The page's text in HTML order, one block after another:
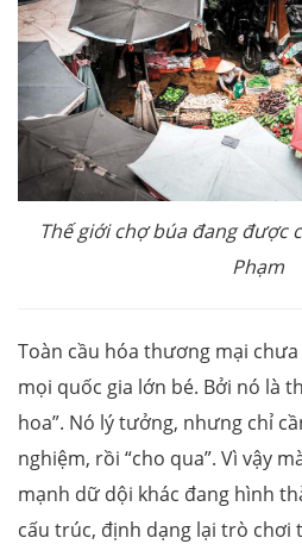
Thế giới chợ búa đang được
Phạm
Toàn cầu hóa thương mại
mọi quốc gia lớn bé. Bởi nó là
hoa”. Nó lý tưởng, nhưng chỉ
nghiệm, rồi “cho qua”. Vì vậy
mạnh dữ dội khác đang hình
cấu trúc, định dạng lại trò